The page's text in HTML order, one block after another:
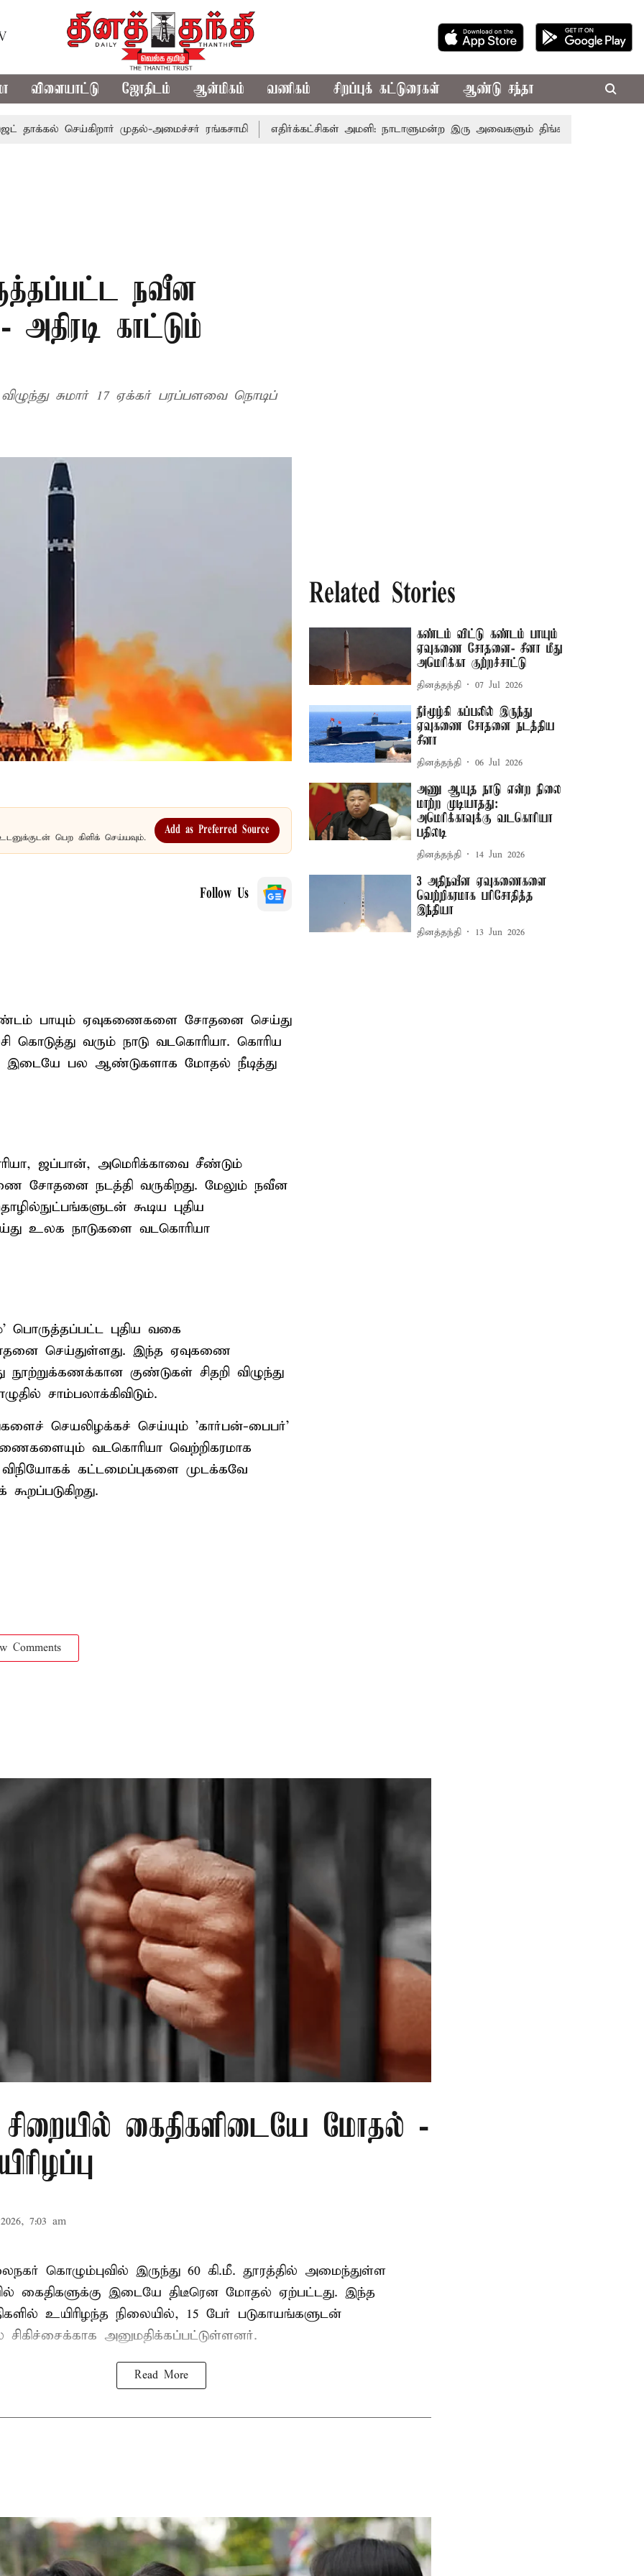
விளையாட்டு ஜோதிடம் ஆன்மிகம் வணிகம் சிறப்புக் கட்டுரைகள் ஆண்டு சந்தா
செய்கிறார் முதல்-அமைச்சர் ரங்கசாமி எதிர்க்கட்சிகள் அமளி: நாடாளுமன்ற இரு அவைகளும் திங்கள்கிழமை வரை
நவீன
காட்டும்
சுமார் 17 ஏக்கர் பரப்பளவை நொடிப்
பெற கிளிக் செய்யவும்.
Add as Preferred Source
Follow Us
பாயும் ஏவுகணைகளை சோதனை செய்து
கொடுத்து வரும் நாடு வடகொரியா. கொரிய
இடையே பல ஆண்டுகளாக மோதல் நீடித்து
ஜப்பான், அமெரிக்காவை சீண்டும்
சோதனை நடத்தி வருகிறது. மேலும் நவீன
கூடிய புதிய
உலக நாடுகளை வடகொரியா
புதிய வகை
செய்துள்ளது. இந்த ஏவுகணை
குண்டுகள் சிதறி விழுந்து
சாம்பலாக்கிவிடும்.
செயலிழக்கச் செய்யும் 'கார்பன்-பைபர்'
வடகொரியா வெற்றிகரமாக
கட்டமைப்புகளை முடக்கவே
Comments
Related Stories
கண்டம் விட்டு கண்டம் பாயும்
ஏவுகணை சோதனை- சீனா மீது
அமெரிக்கா குற்றச்சாட்டு
தினத்தந்தி 07 Jul 2026
நீர்மூழ்கி கப்பலில் இருந்து
ஏவுகணை சோதனை நடத்திய
சீனா
தினத்தந்தி 06 Jul 2026
அணு ஆயுத நாடு என்ற நிலை
மாற்ற முடியாதது:
அமெரிக்காவுக்கு வடகொரியா
பதிலடி
தினத்தந்தி 14 Jun 2026
3 அதிநவீன ஏவுகணைகளை
வெற்றிகரமாக பரிசோதித்த
இந்தியா
தினத்தந்தி 13 Jun 2026
கைதிகளிடையே மோதல் -
7:03 am
கொழும்புவில் இருந்து 60 கி.மீ. தூரத்தில் அமைந்துள்ள
கைதிகளுக்கு இடையே திடீரென மோதல் ஏற்பட்டது. இந்த
உயிரிழந்த நிலையில், 15 பேர் படுகாயங்களுடன்
சிகிச்சைக்காக அனுமதிக்கப்பட்டுள்ளனர்.
Read More